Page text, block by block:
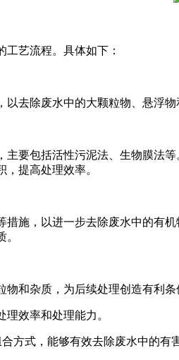
工艺流程。具体如下：
以去除废水中的大颗粒物、悬浮
要包括活性污泥法、生物膜法
提高处理效率。
措施，以进一步去除废水中的有
和杂质，为后续处理创造有利条
效率和处理能力。
方式，能够有效去除废水中的有